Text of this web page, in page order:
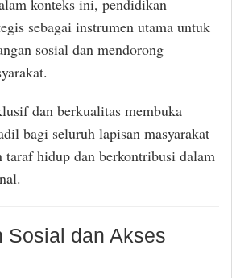
sebagai instrumen utama untuk
sosial dan mendorong
dan berkualitas membuka
bagi seluruh lapisan masyarakat
taraf hidup dan berkontribusi dalam
Sosial dan Akses